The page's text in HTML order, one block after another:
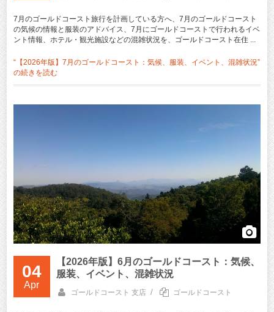
7月のゴールドコースト旅行を計画している方へ、7月のゴールドコースト
の気候の情報と服装のアドバイス、7月にゴールドコーストで行われるイベ
ント情報、ホテル・観光施設などの混雑状況を、ゴールドコースト在住 ...
“【2026年版】7月のゴールドコースト：気候、服装、イベント、混雑状況”
の続きを読む
04
Apr
【2026年版】6月のゴールドコースト：気候、
服装、イベント、混雑状況
ゴールドコースト 支店 / ゴールドコースト